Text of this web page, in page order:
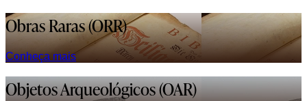
Obras Raras (ORR)
Conheça mais
Objetos Arqueológicos (OAR)